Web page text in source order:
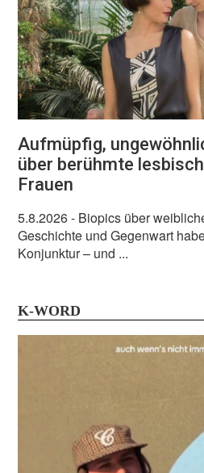
Aufmüpfig,
über berühmte
Frauen
5.8.2026- Biopics über
Geschichte und Gegenwart
Konjunktur – und ...
K-WORD